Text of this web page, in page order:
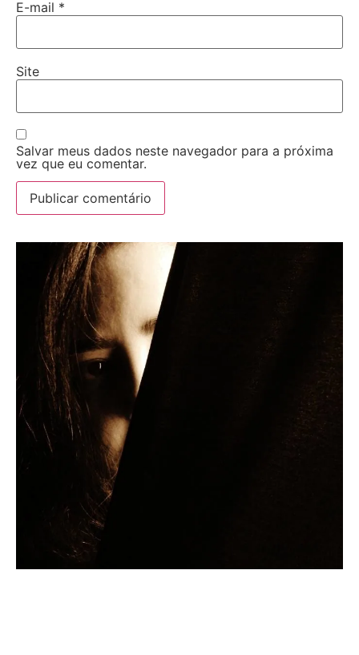
E-mail *
Site
Salvar meus dados neste navegador para a próxima
vez que eu comentar.